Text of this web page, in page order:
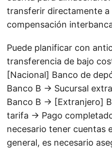
transferir directamente a
compensación
Puede planificar con
transferencia de bajo
[Nacional] Banco de
Banco B → Sucursal
Banco B → [Extranjero]
tarifa → Pago
necesario tener cuentas
general, es necesario